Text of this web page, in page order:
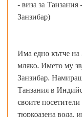
- виза за Танзания
Занзибар)
Има едно кътче на
мляко. Името му
Занзибар. Намиращ
Танзания в
своите
тюркоазена вода,